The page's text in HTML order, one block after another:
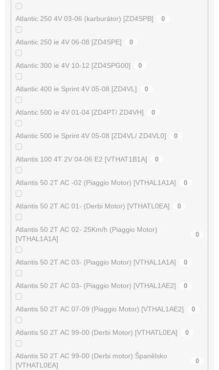
Atlantic 250 4V 03-06 (karburátor) [ZD4SPB] 0
Atlantic 250 ie 4V 06-08 [ZD4SPE] 0
Atlantic 300 ie 4V 10-12 [ZD4SPG00] 0
Atlantic 400 ie Sprint 4V 05-08 [ZD4VL] 0
Atlantic 500 ie 4V 01-04 [ZD4PT/ ZD4VH] 0
Atlantic 500 ie Sprint 4V 05-08 [ZD4VL/ ZD4VL0] 0
Atlantis 100 4T 2V 04-06 E2 [VTHAT1B1A] 0
Atlantis 50 2T AC -02 (Piaggio Motor) [VTHAL1A1A] 0
Atlantis 50 2T AC 01- (Derbi Motor) [VTHATL0EA] 0
Atlantis 50 2T AC 02- 25Km/h (Piaggio Motor)
[VTHAL1A1A]
0
Atlantis 50 2T AC 03- (Piaggio Motor) [VTHAL1A1A] 0
Atlantis 50 2T AC 03- (Piaggio Motor) [VTHAL1AE2] 0
Atlantis 50 2T AC 07-09 (Piaggio Motor) [VTHAL1AE2] 0
Atlantis 50 2T AC 99-00 (Derbi Motor) [VTHATL0EA] 0
Atlantis 50 2T AC 99-00 (Derbi motor) Španělsko
[VTHATL0EA]
0